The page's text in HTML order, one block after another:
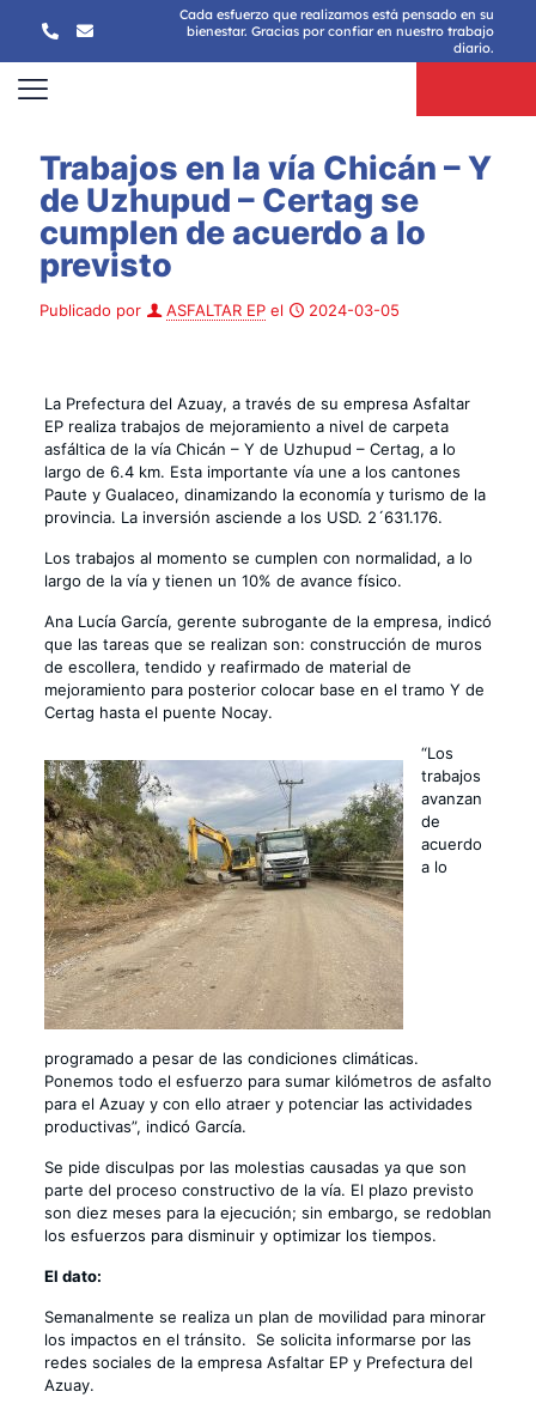
Cada esfuerzo que realizamos está pensado en su
bienestar. Gracias por confiar en nuestro trabajo
diario.
Trabajos en la vía Chicán – Y
de Uzhupud – Certag se
cumplen de acuerdo a lo
previsto
Publicado por ASFALTAR EP el 2024-03-05
La Prefectura del Azuay, a través de su empresa Asfaltar
EP realiza trabajos de mejoramiento a nivel de carpeta
asfáltica de la vía Chicán – Y de Uzhupud – Certag, a lo
largo de 6.4 km. Esta importante vía une a los cantones
Paute y Gualaceo, dinamizando la economía y turismo de la
provincia. La inversión asciende a los USD. 2´631.176.
Los trabajos al momento se cumplen con normalidad, a lo
largo de la vía y tienen un 10% de avance físico.
Ana Lucía García, gerente subrogante de la empresa, indicó
que las tareas que se realizan son: construcción de muros
de escollera, tendido y reafirmado de material de
mejoramiento para posterior colocar base en el tramo Y de
Certag hasta el puente Nocay.
“Los
trabajos
avanzan
de
acuerdo
a lo
programado a pesar de las condiciones climáticas.
Ponemos todo el esfuerzo para sumar kilómetros de asfalto
para el Azuay y con ello atraer y potenciar las actividades
productivas”, indicó García.
Se pide disculpas por las molestias causadas ya que son
parte del proceso constructivo de la vía. El plazo previsto
son diez meses para la ejecución; sin embargo, se redoblan
los esfuerzos para disminuir y optimizar los tiempos.
El dato:
Semanalmente se realiza un plan de movilidad para minorar
los impactos en el tránsito. Se solicita informarse por las
redes sociales de la empresa Asfaltar EP y Prefectura del
Azuay.